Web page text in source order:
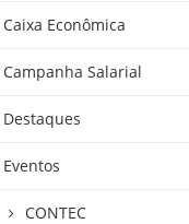
Caixa Econômica
Campanha Salarial
Destaques
Eventos
CONTEC